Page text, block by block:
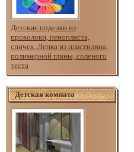
Детские поделки из
проволоки, пенопласта,
спичек. Лепка из пластилина,
полимерной глины, соленого
теста
Детская комната